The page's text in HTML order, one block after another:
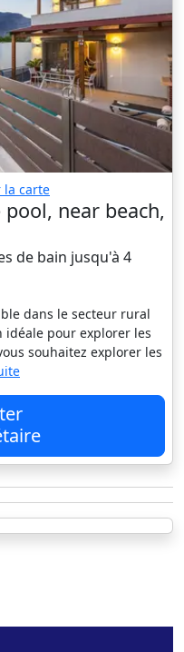
la carte
near beach,
de bain jusqu'à 4
dans le secteur rural
idéale pour explorer les
souhaitez explorer les